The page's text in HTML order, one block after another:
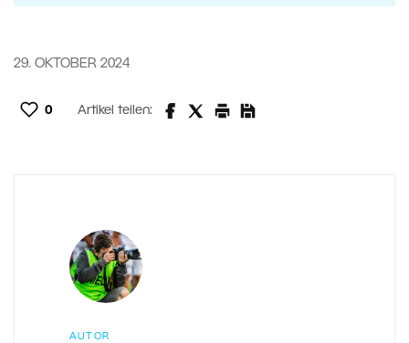
29. OKTOBER 2024
0 Artikel teilen:
AUTOR